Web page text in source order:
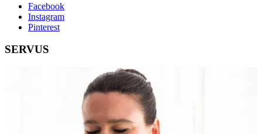
Facebook
Instagram
Pinterest
SERVUS